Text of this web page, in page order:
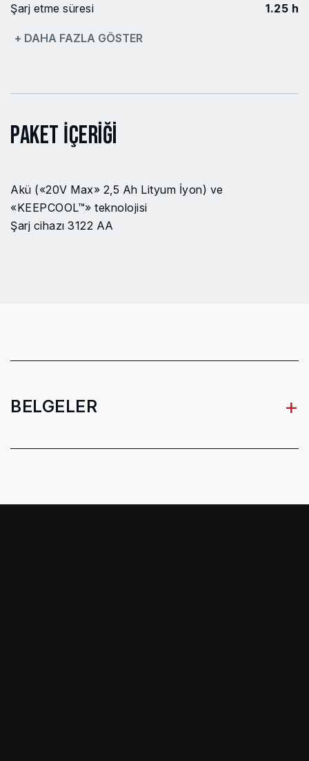
Şarj etme süresi 1.25 h
Düğme pil
Şarj akımı
Model no
Çıkış Voltajı (V)
Ürün adı veya Kodu Arayın Hayır
Ürün adı veya Kodu Arayın
+ DAHA FAZLA GÖSTER
Paket İçeriği
Akü («20V Max» 2,5 Ah Lityum İyon) ve
«KEEPCOOL™» teknolojisi
Şarj cihazı 3122 AA
BELGELER +